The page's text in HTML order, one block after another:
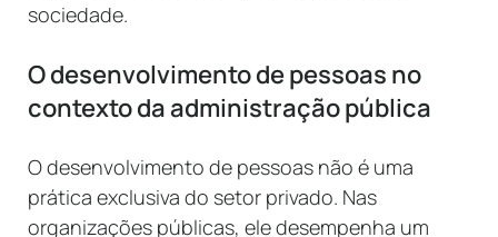
sociedade.
O desenvolvimento de pessoas no
contexto da administração pública
O desenvolvimento de pessoas não é uma
prática exclusiva do setor privado. Nas
organizações públicas, ele desempenha um